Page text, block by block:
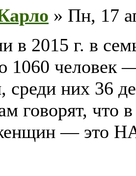
» Пн, 17
в 2015 г. в
1060
среди них 36
говорят, что
— это